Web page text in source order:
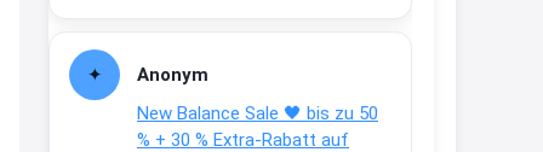
Anonym
New Balance Sale 🖤 bis zu 50
% + 30 % Extra-Rabatt auf
achtun...
↩
Joachim